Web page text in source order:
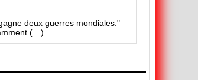
deux guerres mondiales."
(…)